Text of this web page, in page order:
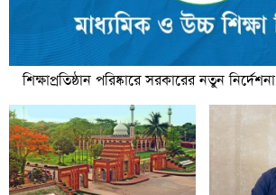
শিক্ষাপ্রতিষ্ঠান পরিষ্কারে সরকারের নতুন নির্দেশনা